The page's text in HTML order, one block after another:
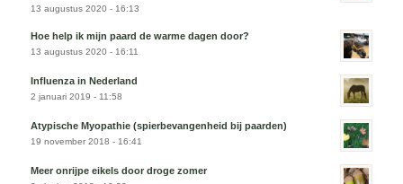
13 augustus 2020 - 16:13
Hoe help ik mijn paard de warme dagen door?
13 augustus 2020 - 16:11
Influenza in Nederland
2 januari 2019 - 11:58
Atypische Myopathie (spierbevangenheid bij paarden)
19 november 2018 - 16:41
Meer onrijpe eikels door droge zomer